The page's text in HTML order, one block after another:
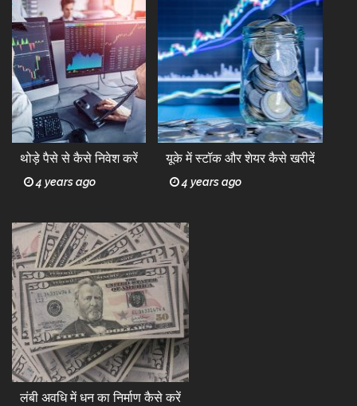
थोड़े पैसे से कैसे निवेश करें
4 years ago
यूके में स्टॉक और शेयर कैसे खरीदें
4 years ago
लंबी अवधि में धन का निर्माण कैसे करें